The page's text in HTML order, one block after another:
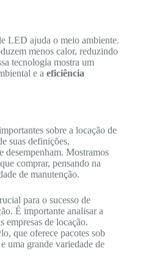
LED ajuda o meio ambiente.
menos calor, reduzindo
tecnologia mostra um
e a eficiência
sobre a locação de
suas definições,
desempenham. Mostramos
comprar, pensando na
de manutenção.
para o sucesso de
É importante analisar a
empresas de locação.
que oferece pacotes sob
uma grande variedade de